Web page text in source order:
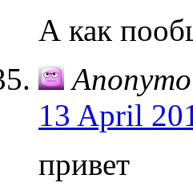
А как
13 April
привет